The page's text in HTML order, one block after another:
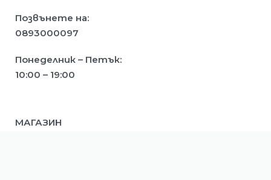
Позвънете на:
0893000097
Понеделник – Петък:
10:00 – 19:00
МАГАЗИН